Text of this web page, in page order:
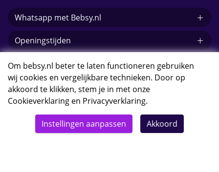
Whatsapp met Bebsy.nl
Openingstijden
E-mail Bebsy.nl
© 2026 Bebsy.nl
Om bebsy.nl beter te laten functioneren gebruiken
wij cookies en vergelijkbare technieken. Door op
akkoord te klikken, stem je in met onze
Cookieverklaring en Privacyverklaring.
Instellingen aanpassen Akkoord